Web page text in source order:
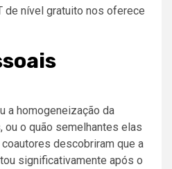
de nível gratuito nos oferece
a homogeneização da
ou o quão semelhantes elas
descobriram que a
significativamente após o